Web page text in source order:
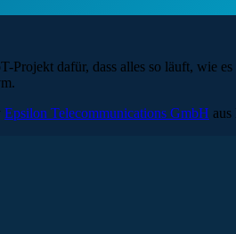
dafür, dass alles so läuft, wie
Epsilon Telecommunications GmbH aus